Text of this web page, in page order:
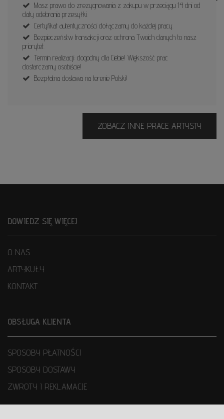
Masz prawo do zrezygnowania z zakupu w przeciągu 14 dni od
daty odebrania przesyłki.
Certyfikat autentyczności dołączamy do każdej pracy.
Bezpieczeństw transakcji oraz ochrona Twoich danych to nasz
priorytet.
Termin realizacji: dogodny dla Ciebie! Większość prac
dostarczamy osobiście!
Bezpłatna dostawa na terenie Polski!
ZOBACZ INNE PRACE ARTYSTY
DOWIEDZ SIĘ WIĘCEJ
O NAS
ARTYKUŁY
KONTAKT
OBSŁUGA KLIENTA
SPOSOBY PŁATNOŚCI
SPOSOBY DOSTAWY
ZWROTY I REKLAMACJE